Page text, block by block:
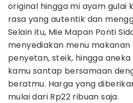
original hingga mi ayam gulai
rasa yang autentik dan
Selain itu, Mie Mapan Ponti
menyediakan menu
penyetan, steik, hingga
kamu santap bersamaan
beratmu. Harga yang
mulai dari Rp22 ribuan saja.